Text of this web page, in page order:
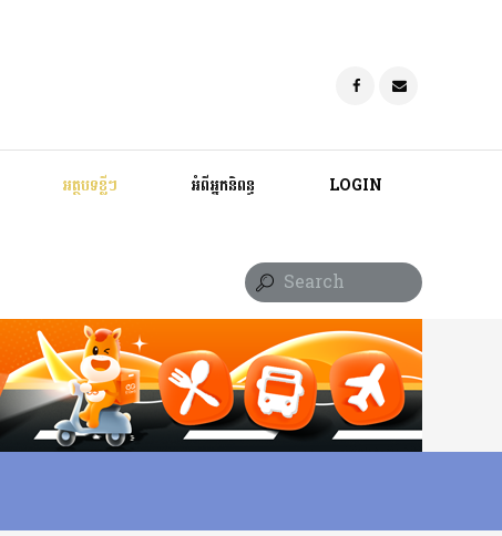
អត្ថបទខ្លីៗ អំពីអ្នកនិពន្ធ LOGIN